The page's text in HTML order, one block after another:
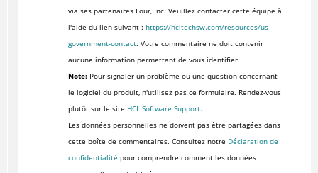
via ses partenaires Four, Inc. Veuillez contacter cette équipe à
l'aide du lien suivant : https://hcltechsw.com/resources/us-
government-contact. Votre commentaire ne doit contenir
aucune information permettant de vous identifier.
Note:Pour signaler un problème ou une question concernant
le logiciel du produit, n'utilisez pas ce formulaire. Rendez-vous
plutôt sur le site HCL Software Support.
Les données personnelles ne doivent pas être partagées dans
cette boîte de commentaires. Consultez notre Déclaration de
confidentialité pour comprendre comment les données